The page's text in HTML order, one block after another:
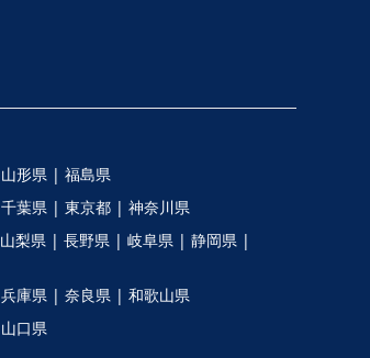
山形県 | 福島県
千葉県 | 東京都 | 神奈川県
山梨県 | 長野県 | 岐阜県 | 静岡県 |
兵庫県 | 奈良県 | 和歌山県
山口県